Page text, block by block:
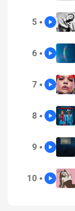
5 ●
6 ●
7 ●
8 ●
9 ●
10 ●